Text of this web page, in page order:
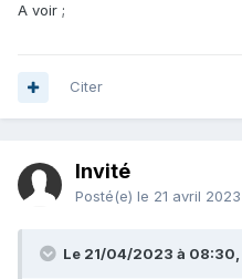
A voir ;
Citer
Invité
Posté(e) le 21 avril 2023
Le 21/04/2023 à 08:30,